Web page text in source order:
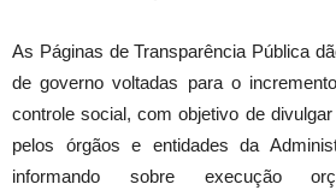
As Páginas de Transparência Pública
de governo voltadas para o
controle social, com objetivo de
pelos órgãos e entidades da
informando sobre execução